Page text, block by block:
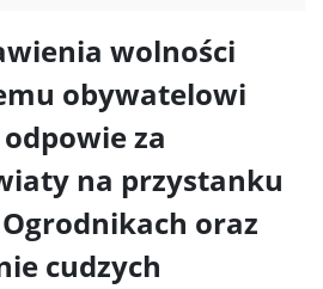
wolności
obywatelowi
za
na przystanku
oraz
cudzych